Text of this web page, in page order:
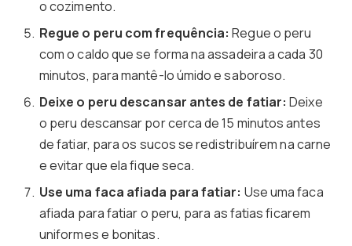
o cozimento.
Regue o peru com frequência: Regue o peru
com o caldo que se forma na assadeira a cada 30
minutos, para mantê-lo úmido e saboroso.
Deixe o peru descansar antes de fatiar: Deixe
o peru descansar por cerca de 15 minutos antes
de fatiar, para os sucos se redistribuírem na carne
e evitar que ela fique seca.
Use uma faca afiada para fatiar: Use uma faca
afiada para fatiar o peru, para as fatias ficarem
uniformes e bonitas.